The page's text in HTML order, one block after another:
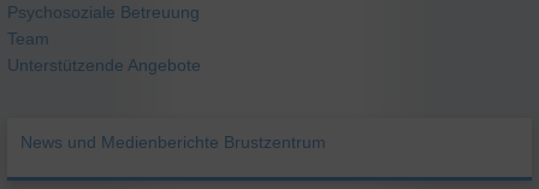
Psychosoziale Betreuung
Team
Unterstützende Angebote
News und Medienberichte Brustzentrum